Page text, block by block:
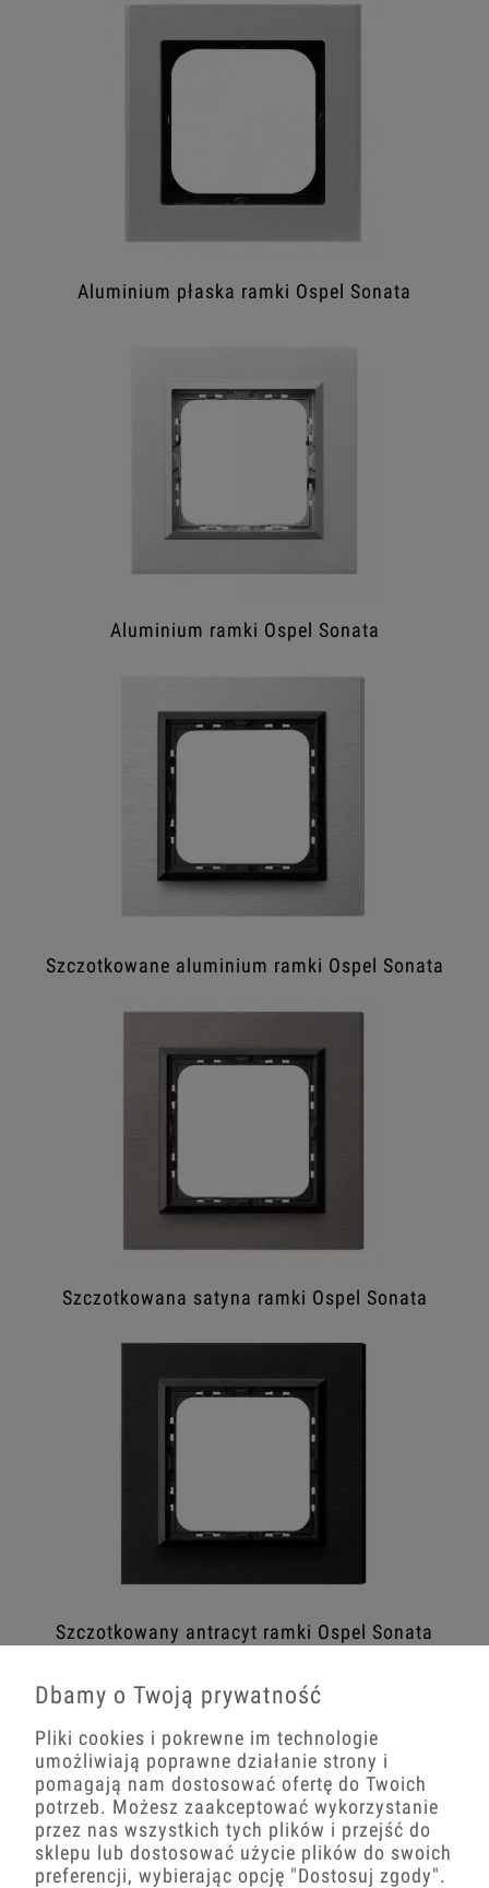
Aluminium płaska ramki Ospel Sonata
Aluminium ramki Ospel Sonata
Szczotkowane aluminium ramki Ospel Sonata
Szczotkowana satyna ramki Ospel Sonata
Szczotkowany antracyt ramki Ospel Sonata
Dbamy o Twoją prywatność
Pliki cookies i pokrewne im technologie
umożliwiają poprawne działanie strony i
pomagają nam dostosować ofertę do Twoich
potrzeb. Możesz zaakceptować wykorzystanie
przez nas wszystkich tych plików i przejść do
sklepu lub dostosować użycie plików do swoich
preferencji, wybierając opcję "Dostosuj zgody".